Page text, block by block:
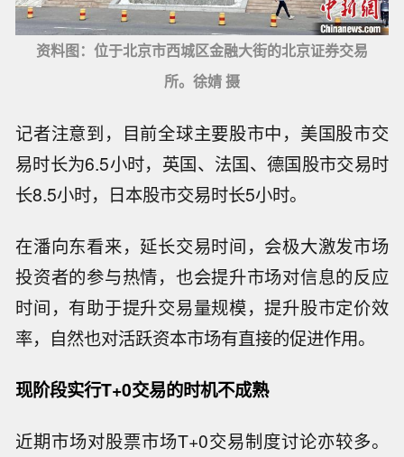
资料图：位于北京市西城区金融大街的北京证券交易
所。徐婧 摄
记者注意到，目前全球主要股市中，美国股市交
易时长为6.5小时，英国、法国、德国股市交易时
长8.5小时，日本股市交易时长5小时。
在潘向东看来，延长交易时间，会极大激发市场
投资者的参与热情，也会提升市场对信息的反应
时间，有助于提升交易量规模，提升股市定价效
率，自然也对活跃资本市场有直接的促进作用。
现阶段实行T+0交易的时机不成熟
近期市场对股票市场T+0交易制度讨论亦较多。